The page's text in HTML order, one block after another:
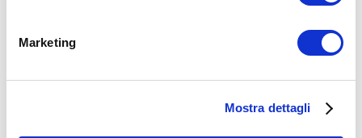
Marketing
Mostra dettagli